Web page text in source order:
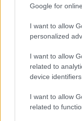
Google for
I want to allow
personalized
I want to allow
related to
device identifiers
I want to allow
related to